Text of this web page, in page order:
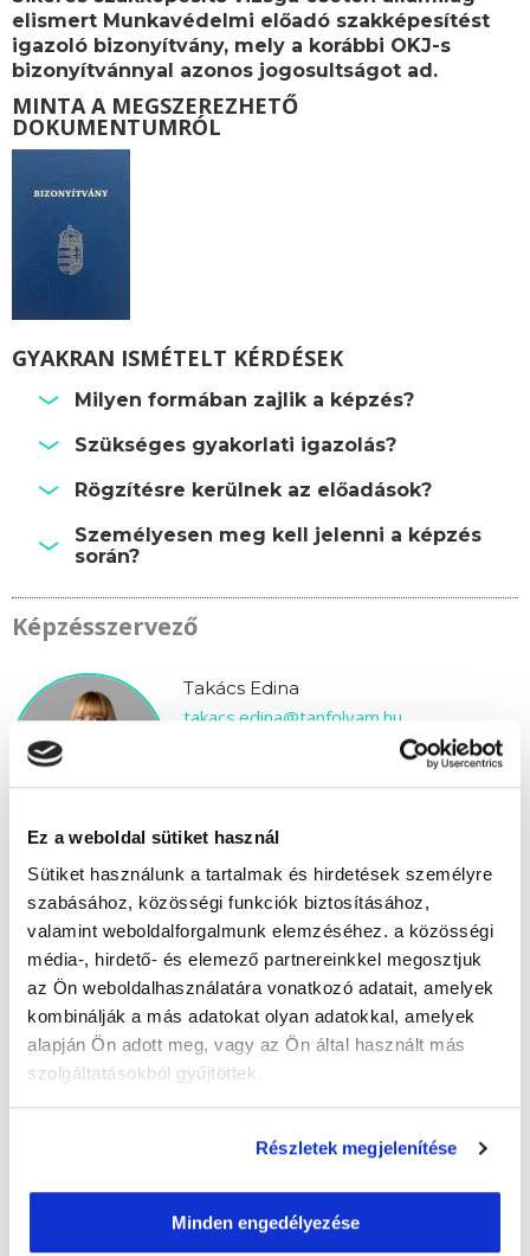
Ez a weboldal sütiket használ
Sütiket használunk a tartalmak és hirdetések személyre
szabásához, közösségi funkciók biztosításához,
valamint weboldalforgalmunk elemzéséhez. a közösségi
média-, hirdető- és elemező partnereinkkel megosztjuk
az Ön weboldalhasználatára vonatkozó adatait, amelyek
kombinálják a más adatokat olyan adatokkal, amelyek
alapján Ön adott meg, vagy az Ön által használt más
szolgáltatásokból gyűjtöttek.
Részletek megjelenítése
Minden engedélyezése
elismert Munkavédelmi előadó szakképesítést
igazoló bizonyítvány, mely a korábbi OKJ-s
bizonyítvánnyal azonos jogosultságot ad.
MINTA A MEGSZEREZHETŐ
DOKUMENTUMRÓL
GYAKRAN ISMÉTELT KÉRDÉSEK
Milyen formában zajlik a képzés?
Szükséges gyakorlati igazolás?
Rögzítésre kerülnek az előadások?
Személyesen meg kell jelenni a képzés
során?
Képzésszervező
Takács Edina
takacs.edina@tanfolyam.hu
" Q " csoport
41 nap az indulásig!
Időtartam:5-6 hónap
Indulás időpontja:
2026-09-18
Képzés ára:
199 000 Ft
179.000 Ft-ra csökkenthető! Ősztől áremelés
Vizsgadíj:70 000 Ft